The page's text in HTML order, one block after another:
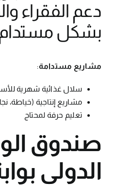
دعم الفقراء
بشكل
مشاريع مستدامة:
سلال غذائية شهرية
مشاريع إنتاجية (خياطة،
تعليم حرفة لمحتاج
صندوق
الدولي